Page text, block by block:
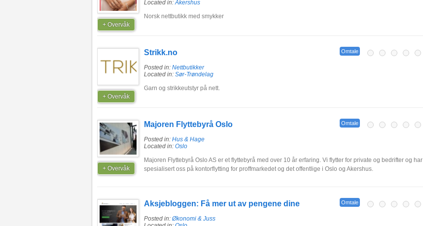
+ Overvåk
Located in:Akershus
Norsk nettbutikk med smykker
+ Overvåk
Strikk.no Omtale
Posted in: Nettbutikker
Located in: Sør-Trøndelag
Garn og strikkeutstyr på nett.
+ Overvåk
Majoren Flyttebyrå Oslo Omtale
Posted in: Hus & Hage
Located in: Oslo
Majoren Flyttebyrå Oslo AS er et flyttebyrå med over 10 år erfaring. Vi flytter for private og bedrifter og har
spesialisert oss på kontorflytting for proffmarkedet og det offentlige i Oslo og Akershus.
Aksjebloggen: Få mer ut av pengene dine Omtale
Posted in: Økonomi & Juss